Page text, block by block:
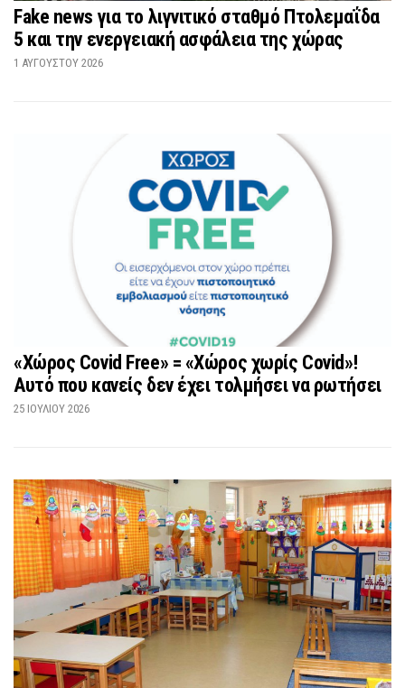
Fake news για το λιγνιτικό σταθμό Πτολεμαΐδα
5 και την ενεργειακή ασφάλεια της χώρας
1 ΑΥΓΟΎΣΤΟΥ 2026
«Χώρος Covid Free» = «Χώρος χωρίς Covid»!
Αυτό που κανείς δεν έχει τολμήσει να ρωτήσει
25 ΙΟΥΛΊΟΥ 2026